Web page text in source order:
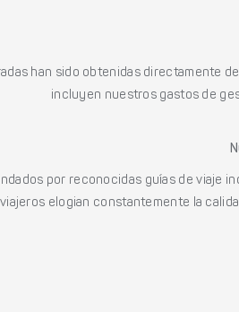
han sido obtenidas directamente
incluyen nuestros gastos de
por reconocidas guías de viaje
elogian constantemente la